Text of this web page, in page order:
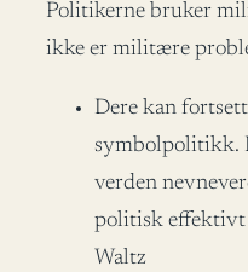
Politikerne bruker
ikke er militære
Dere kan
symbolpolitikk.
verden
politisk effektivt
Waltz